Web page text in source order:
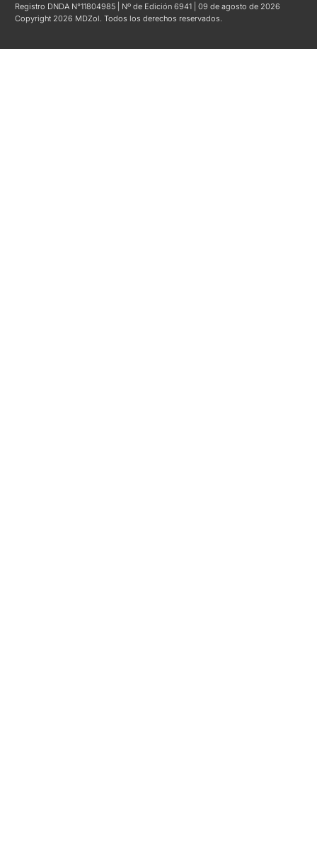
Registro DNDA N°11804985 | Nº de Edición 6941 | 09 de agosto de 2026
Copyright 2026 MDZol. Todos los derechos reservados.